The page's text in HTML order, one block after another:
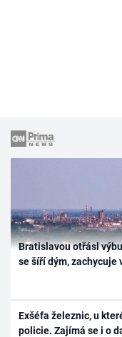
Bratislavou otřásl
se šíří dým, zachycuje
Exšéfa železnic, u
policie. Zajímá se i o